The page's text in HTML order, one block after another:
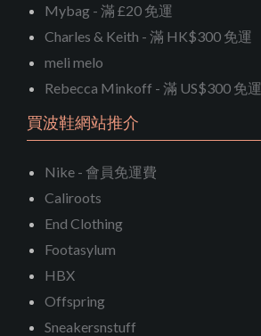
Mybag - 滿 £20 免運
Charles & Keith - 滿 HK$300 免運
meli melo
Rebecca Minkoff - 滿 US$300 免運
買波鞋網站推介
Nike - 會員免運費
Caliroots
End Clothing
Footasylum
HBX
Offspring
Sneakersnstuff